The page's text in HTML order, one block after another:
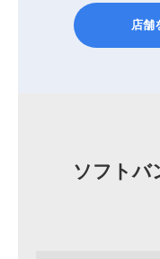
店舗
ソフトバ